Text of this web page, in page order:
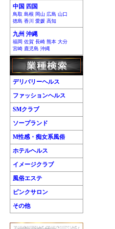
中国 四国
鳥取 島根 岡山 広島 山口
徳島 香川 愛媛 高知
九州 沖縄
福岡 佐賀 長崎 熊本 大分
宮崎 鹿児島 沖縄
デリバリーヘルス
ファッションヘルス
SMクラブ
ソープランド
M性感・痴女系風俗
ホテルヘルス
イメージクラブ
風俗エステ
ピンクサロン
その他